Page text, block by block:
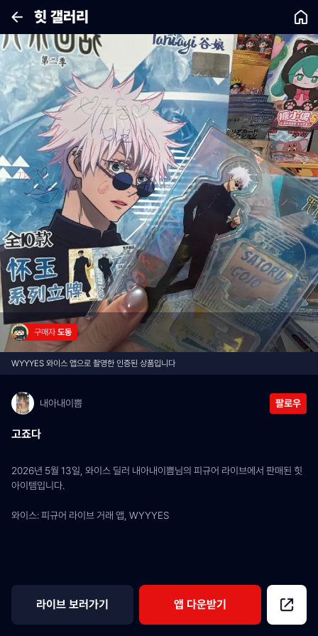
힛 갤러리
구매자 도동
WYYYES 와이스 앱으로 촬영한 인증된 상품입니다
내아내이쁨 팔로우
고죠다
2026년 5월 13일, 와이스 딜러 내아내이쁨님의 피규어 라이브에서 판매된 힛
아이템입니다.
와이스: 피규어 라이브 거래 앱, WYYYES
라이브 보러가기 앱 다운받기